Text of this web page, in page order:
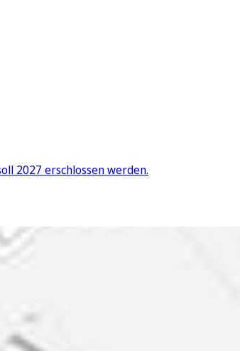
2027 erschlossen werden.